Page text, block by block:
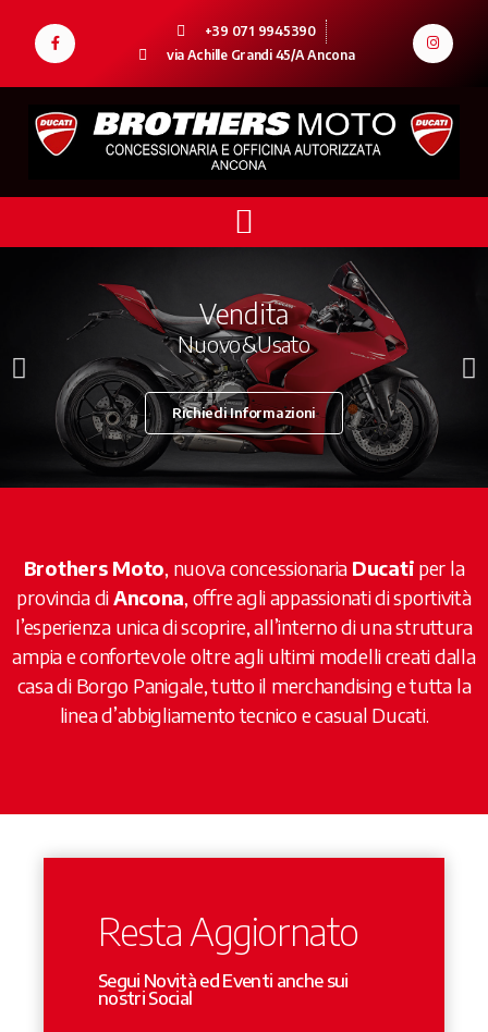
+39 071 9945390
via Achille Grandi 45/A Ancona
Vendita
Nuovo&Usato
Richiedi Informazioni
Brothers Moto, nuova concessionaria Ducati per la
provincia diAncona, offre agli appassionati di sportività
l’esperienza unica di scoprire, all’interno di una struttura
ampia e confortevole oltre agli ultimi modelli creati dalla
casa di Borgo Panigale, tutto il merchandising e tutta la
linea d’abbigliamento tecnico e casual Ducati.
Resta Aggiornato
Segui Novità ed Eventi anche sui
nostri Social